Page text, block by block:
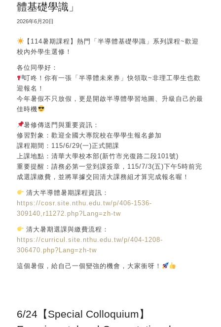
體基礎學識」
2026年6月20日
【114暑期課程】熱門「半導體基礎學識」系列課程~歡迎
校內外學生選修！
各位同學好：
叮咚！你有一張「半導體未來券」快領取~非理工學生也歡
迎報名！
今年暑假不只放假，更是開啟半導體學習地圖、升級自己的最
佳時機
暑修傳送門與重要資訊：
修習對象：歡迎全國大專院校在學學生報名參加
課程期間：115/6/29(一)正式開課
上課地點：清華大學校本部(新竹市光復路二段101號)
重要提醒：請務必第一堂到課簽章，115/7/3(五)下午5時前完
成選課繳費，並將單據交回清大課務組才算完成報名喔！
清大半導體暑期課程資訊：
https://cosr.site.nthu.edu.tw/p/406-1536-
309140,r11272.php?Lang=zh-tw
清大暑期選課與繳費流程：
https://curricul.site.nthu.edu.tw/p/404-1208-
306470.php?Lang=zh-tw
這個暑假，給自己一個變強的機會，大家衝呀！
6/24【Special Colloquium】